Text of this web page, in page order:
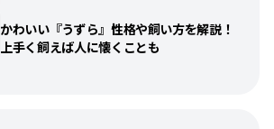
かわいい『うずら』性格や飼い方を解説！
上手く飼えば人に懐くことも